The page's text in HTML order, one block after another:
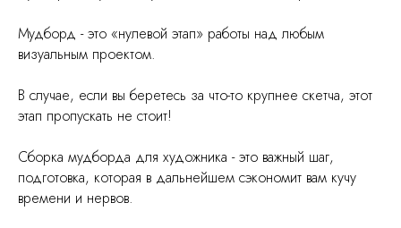
Мудборд - это «нулевой этап» работы над любым
визуальным проектом.
В случае, если вы беретесь за что-то крупнее скетча, этот
этап пропускать не стоит!
Сборка мудборда для художника - это важный шаг,
подготовка, которая в дальнейшем сэкономит вам кучу
времени и нервов.